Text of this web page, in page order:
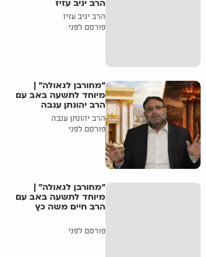
הרב יניב עזיז
הרב יניב עזיז
פורסם לפני
"מחורבן לגאולה" |
מיוחד לתשעה באב עם
הרב יהונתן ענבה
הרב יהונתן ענבה
פורסם לפני
"מחורבן לגאולה" |
מיוחד לתשעה באב עם
הרב חיים משה כץ
פורסם לפני